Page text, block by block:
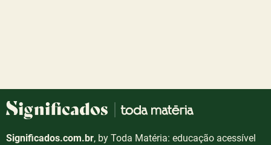
Significados.com.br, by Toda Matéria: educação acessível